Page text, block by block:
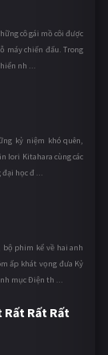
cô gái mồ côi được
máy chiến đấu. Trong
nh ...
kỷ niệm khó quên,
Iori Kitahara cùng các
học đ ...
bộ phim kể về hai anh
ấp khát vọng đưa Kỷ
mục Điện th ...
Rất Rất Rất